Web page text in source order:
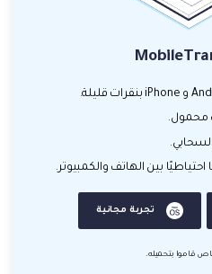
تجربة مجانية
قاموا بتحميله.